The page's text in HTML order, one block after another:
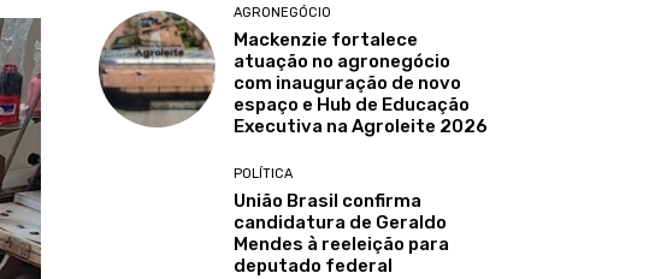
AGRONEGÓCIO
Mackenzie fortalece
atuação no agronegócio
com inauguração de novo
espaço e Hub de Educação
Executiva na Agroleite 2026
POLÍTICA
União Brasil confirma
candidatura de Geraldo
Mendes à reeleição para
deputado federal